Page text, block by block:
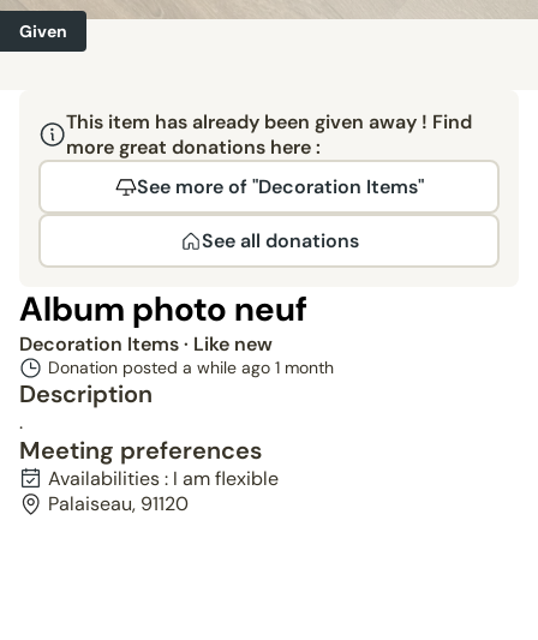
Given
This item has already been given away ! Find
more great donations here :
See more of "Decoration Items"
See all donations
Album photo neuf
Decoration Items· Like new
Donation posted a while ago 1 month
Description
.
Meeting preferences
Availabilities : I am flexible
Palaiseau, 91120